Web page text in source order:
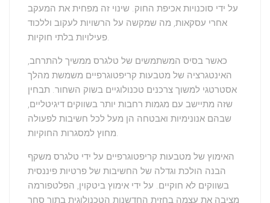
על ידי סוכנויות אכיפת החוק. שינוי זה מפחית את המעקב
אחרי עסקאות, מה שמקשה על הרשויות לעקוב וללכוד
פעילויות בלתי חוקיות.
כאשר בסיס המשתמשים של טלגרס ממשיך להתרחב,
האינטגרציה של מטבעות קריפטוגרפיים משמשת מהלך
אסטרטגי למשוך צרכנים טכנולוגיים בשוק השחור. תבחין
שזה מתיישב עם מגמות רחבות יותר בשווקים דיגיטליים,
שבהם אנונימיות ואבטחה הן מעל לכל חשיבות לפעולה
מחוץ למסגרות החוקיות.
האימוץ של מטבעות קריפטוגרפיים על ידי טלגרס משקף
הבנה הולכת וגדלה של החשיבות של פרטיות פיננסית
בשווקים לא חוקיים. על ידי אימוץ ביטקוין, הפלטפורמה
מציבה את עצמה בחזית החדשנות הטכנולוגית בתוך סחר